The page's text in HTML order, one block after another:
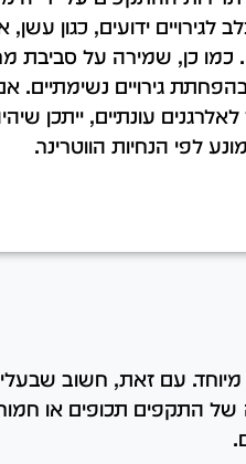
ידועים, כגון עשן,
כמו כן, שמירה על סביבת
בהפחתת גירויים נשימתיים.
עונתיים, ייתכן
לפי הנחיות הווטרינר.
עם זאת, חשוב שבעלי
התקפים תכופים או